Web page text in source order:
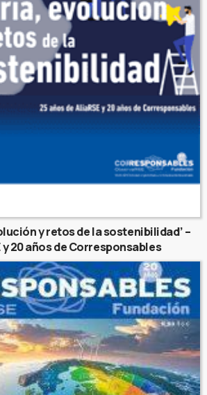
y retos de la sostenibilidad’ –
y 20 años de Corresponsables